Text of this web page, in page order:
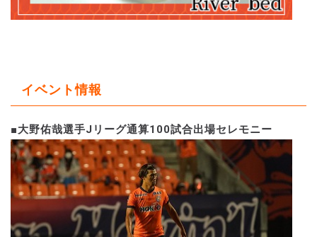
イベント情報
■大野佑哉選手Jリーグ通算100試合出場セレモニー